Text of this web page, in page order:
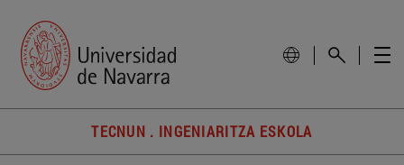
TECNUN . INGENIARITZA ESKOLA